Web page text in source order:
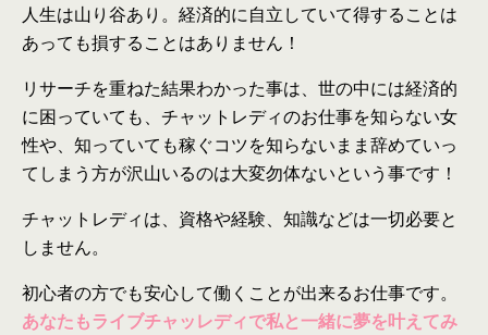
人生は山り谷あり。経済的に自立していて得することは
あっても損することはありません！
リサーチを重ねた結果わかった事は、世の中には経済的
に困っていても、チャットレディのお仕事を知らない女
性や、知っていても稼ぐコツを知らないまま辞めていっ
てしまう方が沢山いるのは大変勿体ないという事です！
チャットレディは、資格や経験、知識などは一切必要と
しません。
初心者の方でも安心して働くことが出来るお仕事です。
あなたもライブチャッレディで私と一緒に夢を叶えてみ